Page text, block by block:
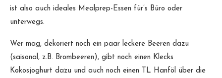
ist also auch ideales Mealprep-Essen für’s Büro oder
unterwegs.
Wer mag, dekoriert noch ein paar leckere Beeren dazu
(saisonal, z.B. Brombeeren), gibt noch einen Klecks
Kokosjoghurt dazu und auch noch einen TL Hanföl über die